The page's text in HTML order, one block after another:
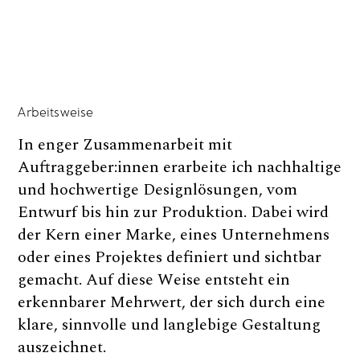
Arbeitsweise
In enger Zusammenarbeit mit
Auftraggeber:innen erarbeite ich nachhaltige
und hochwertige Designlösungen, vom
Entwurf bis hin zur Produktion. Dabei wird
der Kern einer Marke, eines Unternehmens
oder eines Projektes definiert und sichtbar
gemacht. Auf diese Weise entsteht ein
erkennbarer Mehrwert, der sich durch eine
klare, sinnvolle und langlebige Gestaltung
auszeichnet.